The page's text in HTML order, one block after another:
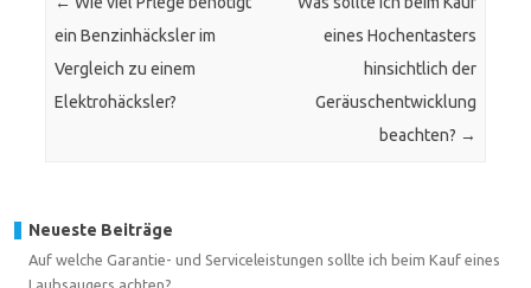
ein Benzinhäcksler im
Vergleich zu einem
Elektrohäcksler?
eines Hochentasters
hinsichtlich der
Geräuschentwicklung
beachten? →
Neueste Beiträge
Auf welche Garantie- und Serviceleistungen sollte ich beim Kauf eines
Laubsaugers achten?